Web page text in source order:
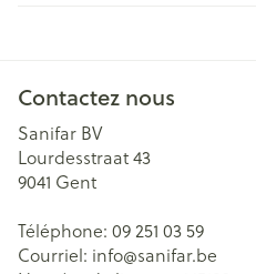
Contactez nous
Sanifar BV
Lourdesstraat 43
9041 Gent
Téléphone: 09 251 03 59
Courriel: info@sanifar.be